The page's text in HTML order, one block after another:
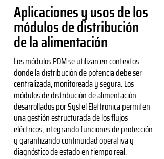
Aplicaciones y usos de los
módulos de distribución
de la alimentación
Los módulos PDM se utilizan en contextos
donde la distribución de potencia debe ser
centralizada, monitoreada y segura. Los
módulos de distribución de alimentación
desarrollados por Systel Elettronica permiten
una gestión estructurada de los flujos
eléctricos, integrando funciones de protección
y garantizando continuidad operativa y
diagnóstico de estado en tiempo real.